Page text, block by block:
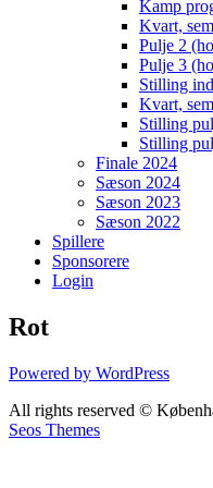
Kamp
Kvart,
Pulje 2
Pulje 3
Stilling
Kvart,
Stilling
Stilling
Finale 2024
Sæson 2024
Sæson 2023
Sæson 2022
Spillere
Sponsorere
Login
Rot
Powered by WordPress
All rights reserved ©
Seos Themes